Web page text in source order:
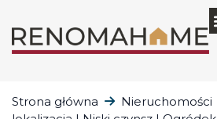
Strona główna Nieruchomości